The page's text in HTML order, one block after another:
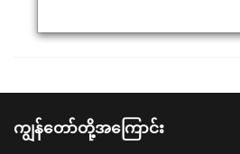
ကျွန်တော်တို့အကြောင်း